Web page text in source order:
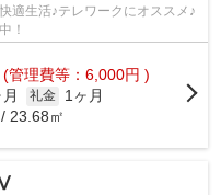
生活♪テレワークにオススメ♪
！
(管理費等：6,000円 )
礼金
1ヶ月
23.68㎡